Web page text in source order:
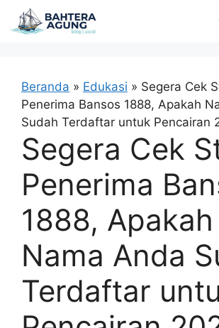
Langsung
ke
Beranda » Edukasi » Segera Cek
Penerima Bansos 1888, Apakah
Sudah Terdaftar untuk Pencairan
Segera Cek
Penerima
1888, Apakah
Nama Anda
Terdaftar